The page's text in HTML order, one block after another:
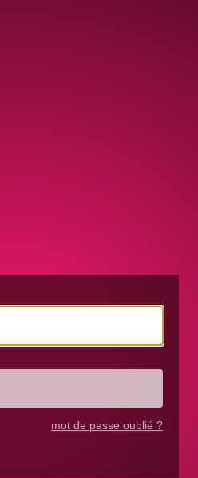
mot de passe oublié ?